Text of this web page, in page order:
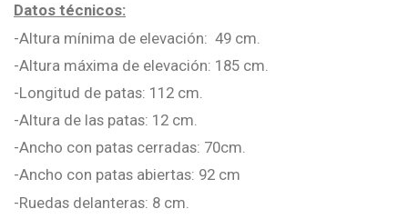
Datos técnicos:
-Altura mínima de elevación: 49 cm.
-Altura máxima de elevación: 185 cm.
-Longitud de patas: 112 cm.
-Altura de las patas: 12 cm.
-Ancho con patas cerradas: 70cm.
-Ancho con patas abiertas: 92 cm
-Ruedas delanteras: 8 cm.